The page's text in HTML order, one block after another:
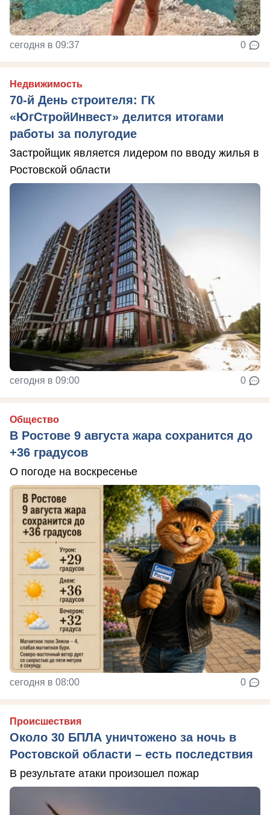
сегодня в 09:37 0
Недвижимость
70-й День строителя: ГК
«ЮгСтройИнвест» делится итогами
работы за полугодие
Застройщик является лидером по вводу жилья в
Ростовской области
сегодня в 09:00 0
Общество
В Ростове 9 августа жара сохранится до
+36 градусов
О погоде на воскресенье
сегодня в 08:00 0
Происшествия
Около 30 БПЛА уничтожено за ночь в
Ростовской области – есть последствия
В результате атаки произошел пожар